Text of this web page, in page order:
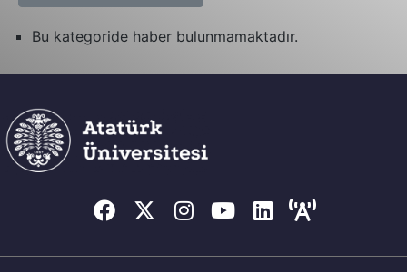
HABERLER
ETKINLIKLER
Bu kategoride haber bulunmamaktadır.